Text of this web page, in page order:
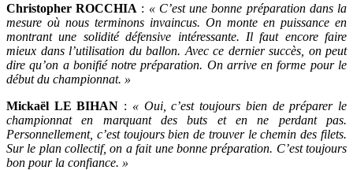
Christopher ROCCHIA : « C’est une bonne préparation dans la
mesure où nous terminons invaincus. On monte en puissance en
montrant une solidité défensive intéressante. Il faut encore faire
mieux dans l’utilisation du ballon. Avec ce dernier succès, on peut
dire qu’on a bonifié notre préparation. On arrive en forme pour le
début du championnat. »
Mickaël LE BIHAN : « Oui, c’est toujours bien de préparer le
championnat en marquant des buts et en ne perdant pas.
Personnellement, c’est toujours bien de trouver le chemin des filets.
Sur le plan collectif, on a fait une bonne préparation. C’est toujours
bon pour la confiance. »